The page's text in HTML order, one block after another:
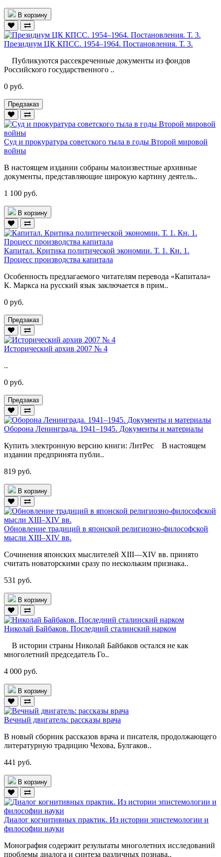
В корзину
Президиум ЦК КПСС. 1954–1964. Постановления. Т. 3.
Публикуются рассекреченные документы из фондов
Российского государственного ..
0 руб.
Предзаказ
Суд и прокуратура советского тыла в годы Второй мировой
войны
В настоящем издании собраны малоизвестные архивные
документы, представляющие широкую картину деятель..
1 100 руб.
В корзину
Капитал. Критика политической экономии. Т. 1. Кн. 1.
Процесс производства капитала
Особенность предлагаемого читателям перевода «Капитала»
К. Маркса на русский язык заключается в прим..
0 руб.
Предзаказ
Исторический архив 2007 № 4
..
0 руб.
Предзаказ
Оборона Ленинграда. 1941–1945. Документы и материалы
Купить электронную версию книги: ЛитРес В настоящем
издании предпринята публи..
819 руб.
В корзину
Обновление традиций в японской религиозно-философской
мысли XIII–XIV вв.
Сочинения японских мыслителей XIII—XIV вв. принято
считать новаторскими сразу по нескольким признака..
531 руб.
В корзину
Николай Байбаков. Последний сталинский нарком
В истории страны Николай Байбаков остался не как
многолетний председатель Го..
4 000 руб.
В корзину
Вечный двигатель: рассказы врача
В новый сборник рассказов врача и писателя, продолжающего
литературную традицию Чехова, Булгаков..
441 руб.
В корзину
Диалог когнитивных практик. Из истории эпистемологии и
философии науки
Монография содержит результаты многолетних исследований
проблемы диалога и синтеза различных познава..